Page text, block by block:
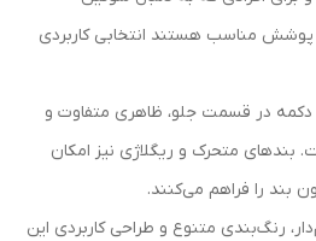
پوشش مناسب هستند انتخابی کاربردی
دکمه در قسمت جلو، ظاهری متفاوت و
متحرک و ریگلاژی نیز امکان
بند را فراهم می‌کنند.
رنگ‌بندی متنوع و طراحی کاربردی این